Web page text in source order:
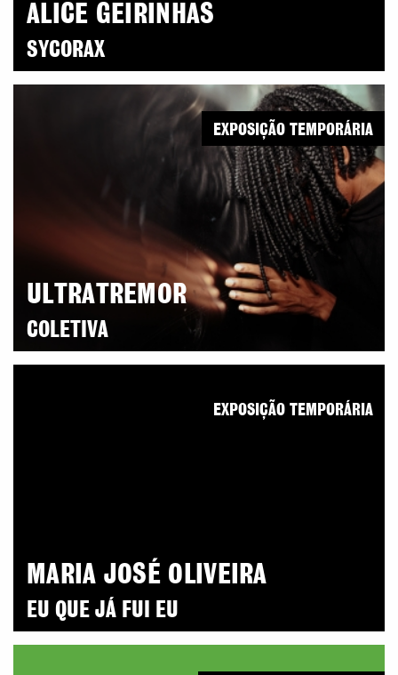
ALICE GEIRINHAS
SYCORAX
ULTRATREMOR
COLETIVA
EXPOSIÇÃO TEMPORÁRIA
MARIA JOSÉ OLIVEIRA
EU QUE JÁ FUI EU
EXPOSIÇÃO TEMPORÁRIA